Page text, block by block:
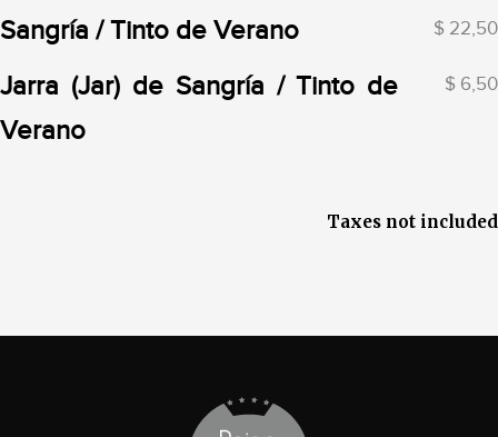
Sangría / Tinto de Verano $ 22,50
Jarra (Jar) de Sangría / Tinto de
Verano
$ 6,50
Taxes not included